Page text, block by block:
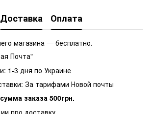
Доставка Оплата
магазина — бесплатно.
Почта"
1-3 дня по Украине
За тарифами Новой почты
заказа 500грн.
про доставку